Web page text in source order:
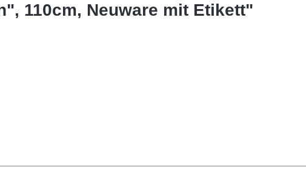
110cm, Neuware mit Etikett"